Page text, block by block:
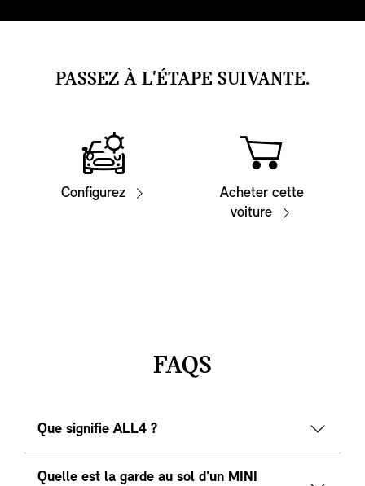
PASSEZ À L'ÉTAPE SUIVANTE.
Configurez
Acheter cette
voiture
FAQS
Que signifie ALL4 ?
Quelle est la garde au sol d'un MINI